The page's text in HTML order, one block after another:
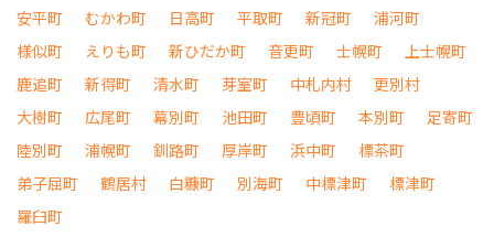
安平町
むかわ町 日高町 平取町 新冠町
浦河町
様似町
えりも町 新ひだか町 音更町 士幌町
上士幌町
鹿追町
新得町 清水町 芽室町 中札内村
更別村
大樹町
広尾町 幕別町 池田町 豊頃町 本別町
足寄町
陸別町
浦幌町 釧路町 厚岸町 浜中町
標茶町
弟子屈町
鶴居村 白糠町 別海町 中標津町
標津町
羅臼町